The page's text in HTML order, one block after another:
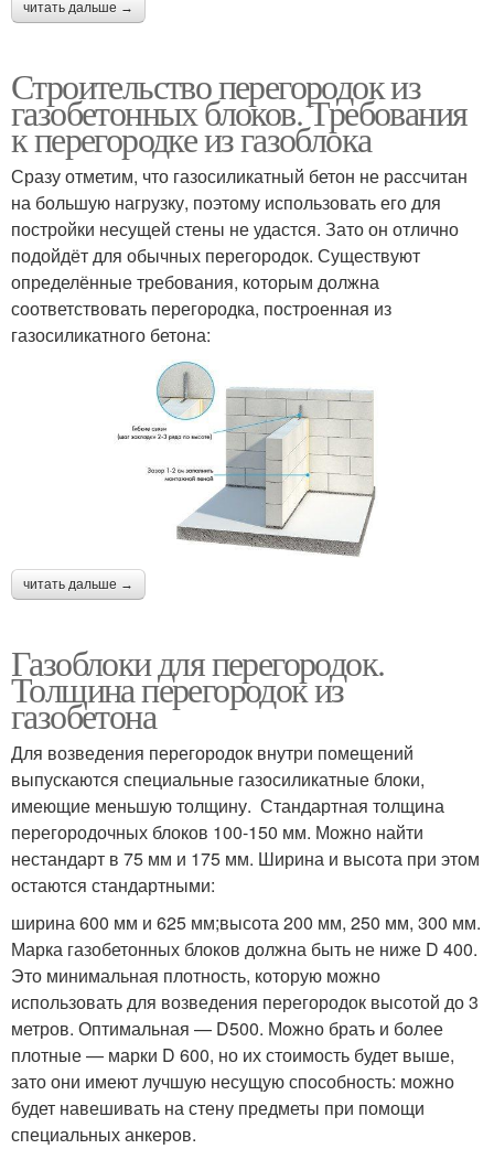
читать дальше →
Строительство перегородок из
газобетонных блоков. Требования
к перегородке из газоблока
Сразу отметим, что газосиликатный бетон не рассчитан
на большую нагрузку, поэтому использовать его для
постройки несущей стены не удастся. Зато он отлично
подойдёт для обычных перегородок. Существуют
определённые требования, которым должна
соответствовать перегородка, построенная из
газосиликатного бетона:
читать дальше →
Газоблоки для перегородок.
Толщина перегородок из
газобетона
Для возведения перегородок внутри помещений
выпускаются специальные газосиликатные блоки,
имеющие меньшую толщину. Стандартная толщина
перегородочных блоков 100-150 мм. Можно найти
нестандарт в 75 мм и 175 мм. Ширина и высота при этом
остаются стандартными:
ширина 600 мм и 625 мм;высота 200 мм, 250 мм, 300 мм.
Марка газобетонных блоков должна быть не ниже D 400.
Это минимальная плотность, которую можно
использовать для возведения перегородок высотой до 3
метров. Оптимальная — D500. Можно брать и более
плотные — марки D 600, но их стоимость будет выше,
зато они имеют лучшую несущую способность: можно
будет навешивать на стену предметы при помощи
специальных анкеров.